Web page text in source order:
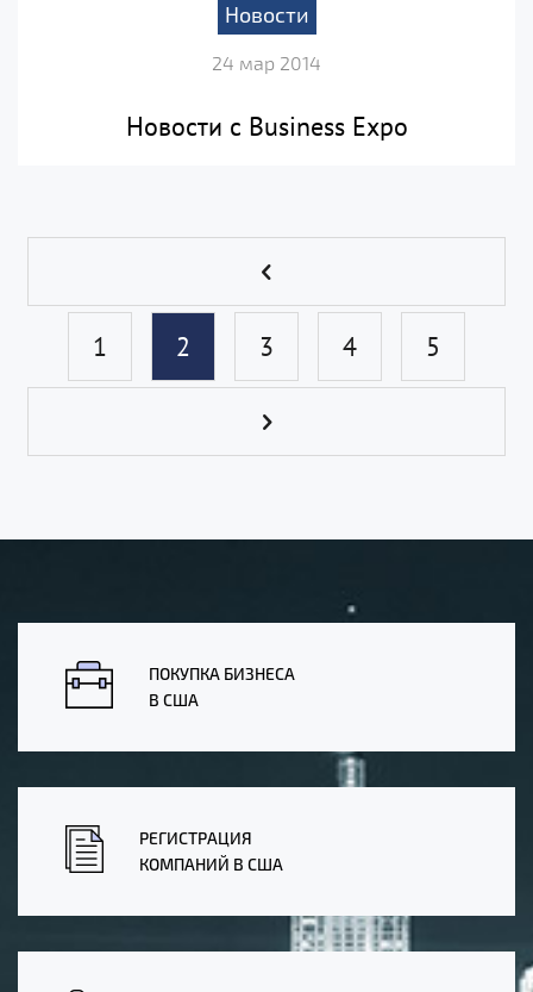
Новости
24 мар 2014
Новости с Business Expo
1 2 3 4 5
ПОКУПКА БИЗНЕСА
В США
РЕГИСТРАЦИЯ
КОМПАНИЙ В США